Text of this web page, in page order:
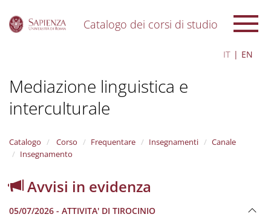
Catalogo dei corsi di studio
IT EN
Mediazione linguistica e
interculturale
Catalogo Corso Frequentare Insegnamenti
Canale
Insegnamento
Avvisi in evidenza
05/07/2026 - ATTIVITA' DI TIROCINIO